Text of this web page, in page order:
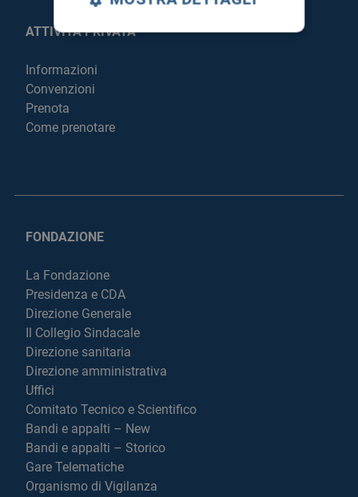
ATTIVITÀ PRIVATA
Informazioni
Convenzioni
Prenota
Come prenotare
FONDAZIONE
La Fondazione
Presidenza e CDA
Direzione Generale
Il Collegio Sindacale
Direzione sanitaria
Direzione amministrativa
Uffici
Comitato Tecnico e Scientifico
Bandi e appalti – New
Bandi e appalti – Storico
Gare Telematiche
Organismo di Vigilanza